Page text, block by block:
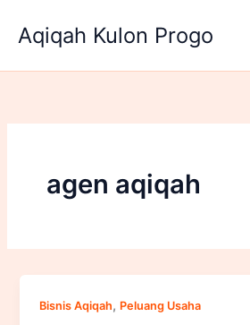
konten
Aqiqah Kulon Progo
agen aqiqah
Bisnis Aqiqah, Peluang Usaha